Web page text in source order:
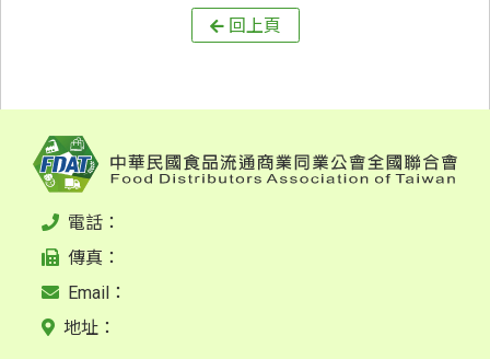
回上頁
電話：
傳真：
Email：
地址：